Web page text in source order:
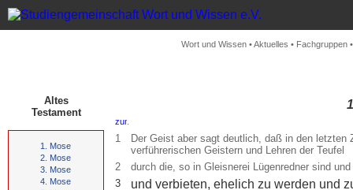
Wort und Wissen •Aktuelles • Fachgruppen
Altes
Testament
1. Mose
2. Mose
3. Mose
4. Mose
1
Der Geist aber sagt deutlich, daß in den letzten
verführerischen Geistern und Lehren der Teufel
2
durch die, so in Gleisnerei Lügenredner sind
3
und verbieten, ehelich zu werden und